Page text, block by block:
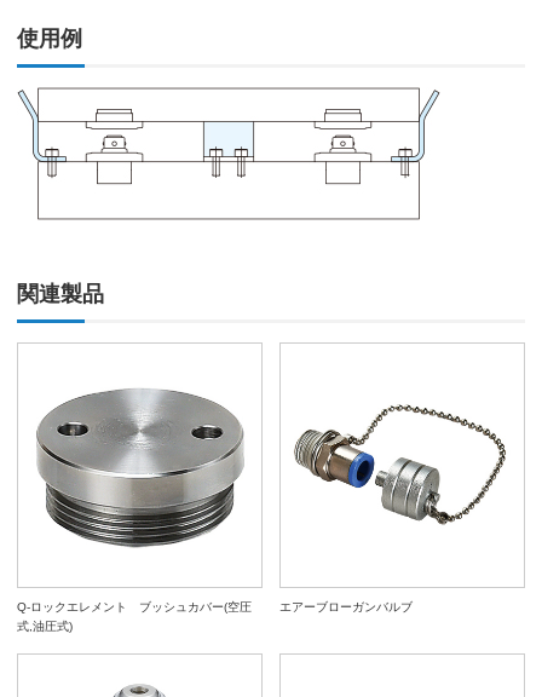
使用例
関連製品
Q-ロックエレメント ブッシュカバー(空圧
式,油圧式)
エアーブローガンバルブ